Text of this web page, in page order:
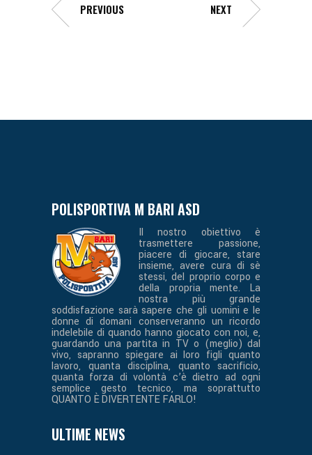
PREVIOUS NEXT
POLISPORTIVA M BARI ASD
Il nostro obiettivo è
trasmettere passione,
piacere di giocare, stare
insieme, avere cura di sè
stessi, del proprio corpo e
della propria mente. La
nostra più grande
soddisfazione sarà sapere che gli uomini e le
donne di domani conserveranno un ricordo
indelebile di quando hanno giocato con noi, e,
guardando una partita in TV o (meglio) dal
vivo, sapranno spiegare ai loro figli quanto
lavoro, quanta disciplina, quanto sacrificio,
quanta forza di volontà c’è dietro ad ogni
semplice gesto tecnico, ma soprattutto
QUANTO È DIVERTENTE FARLO!
ULTIME NEWS